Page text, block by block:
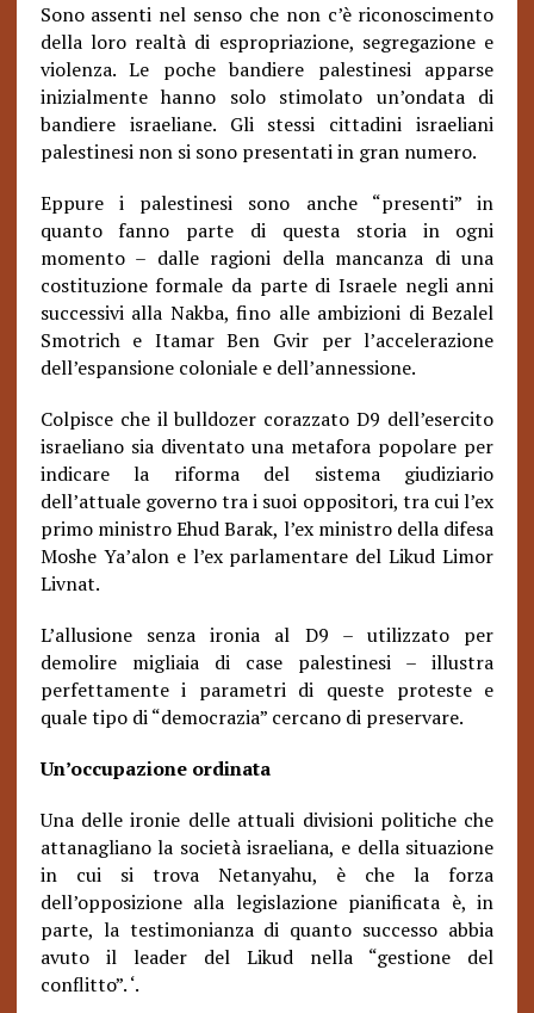
Sono assenti nel senso che non c’è riconoscimento
della loro realtà di espropriazione, segregazione e
violenza. Le poche bandiere palestinesi apparse
inizialmente hanno solo stimolato un’ondata di
bandiere israeliane. Gli stessi cittadini israeliani
palestinesi non si sono presentati in gran numero.
Eppure i palestinesi sono anche “presenti” in
quanto fanno parte di questa storia in ogni
momento – dalle ragioni della mancanza di una
costituzione formale da parte di Israele negli anni
successivi alla Nakba, fino alle ambizioni di Bezalel
Smotrich e Itamar Ben Gvir per l’accelerazione
dell’espansione coloniale e dell’annessione.
Colpisce che il bulldozer corazzato D9 dell’esercito
israeliano sia diventato una metafora popolare per
indicare la riforma del sistema giudiziario
dell’attuale governo tra i suoi oppositori, tra cui l’ex
primo ministro Ehud Barak, l’ex ministro della difesa
Moshe Ya’alon e l’ex parlamentare del Likud Limor
Livnat.
L’allusione senza ironia al D9 – utilizzato per
demolire migliaia di case palestinesi – illustra
perfettamente i parametri di queste proteste e
quale tipo di “democrazia” cercano di preservare.
Un’occupazione ordinata
Una delle ironie delle attuali divisioni politiche che
attanagliano la società israeliana, e della situazione
in cui si trova Netanyahu, è che la forza
dell’opposizione alla legislazione pianificata è, in
parte, la testimonianza di quanto successo abbia
avuto il leader del Likud nella “gestione del
conflitto”. ‘.